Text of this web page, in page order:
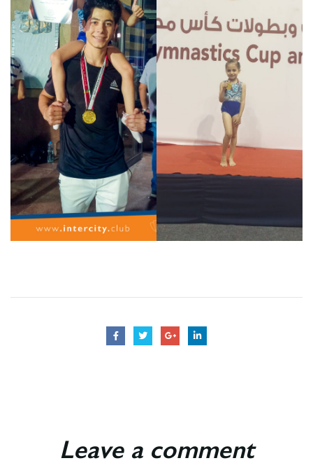
Leave a comment